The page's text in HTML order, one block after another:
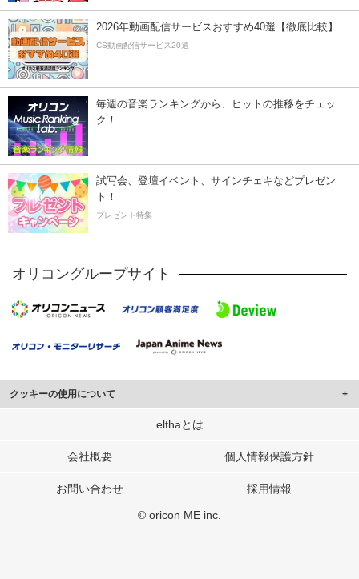
2026年動画配信サービスおすすめ40選【徹底比較】
CS動画配信サービス20選
毎週の音楽ランキングから、ヒットの推移をチェッ
ク！
試写会、登壇イベント、サインチェキなどプレゼン
ト！
プレゼント特集
オリコングループサイト
クッキーの使用について
このサイトでは Cookie を使用して、ユーザーに合わせたコンテンツや広告の
行っています。
メディアや広告配信、データ解析の各パートナーに提供しています。
elthaとは
会社概要 個人情報保護方針
お問い合わせ 採用情報
© oricon ME inc.